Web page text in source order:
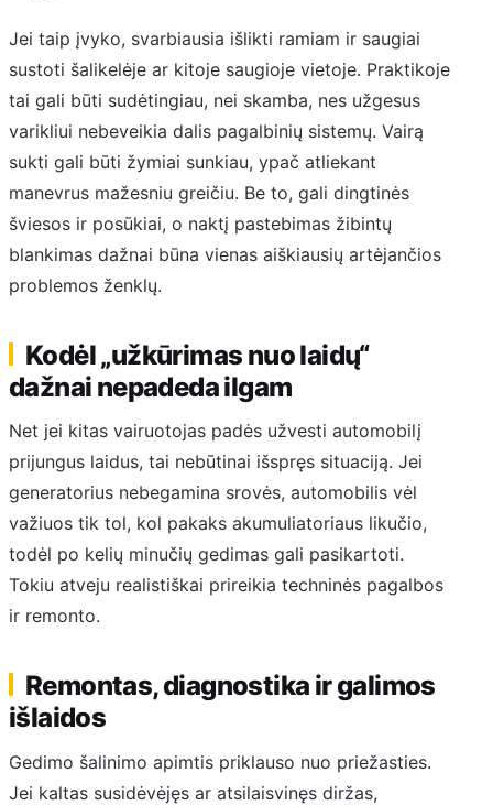
Jei taip įvyko, svarbiausia išlikti ramiam ir saugiai
sustoti šalikelėje ar kitoje saugioje vietoje. Praktikoje
tai gali būti sudėtingiau, nei skamba, nes užgesus
varikliui nebeveikia dalis pagalbinių sistemų. Vairą
sukti gali būti žymiai sunkiau, ypač atliekant
manevrus mažesniu greičiu. Be to, gali dingtinės
šviesos ir posūkiai, o naktį pastebimas žibintų
blankimas dažnai būna vienas aiškiausių artėjančios
problemos ženklų.
Kodėl „užkūrimas nuo laidų“
dažnai nepadeda ilgam
Net jei kitas vairuotojas padės užvesti automobilį
prijungus laidus, tai nebūtinai išspręs situaciją. Jei
generatorius nebegamina srovės, automobilis vėl
važiuos tik tol, kol pakaks akumuliatoriaus likučio,
todėl po kelių minučių gedimas gali pasikartoti.
Tokiu atveju realistiškai prireikia techninės pagalbos
ir remonto.
Remontas, diagnostika ir galimos
išlaidos
Gedimo šalinimo apimtis priklauso nuo priežasties.
Jei kaltas susidėvėjęs ar atsilaisvinęs diržas,